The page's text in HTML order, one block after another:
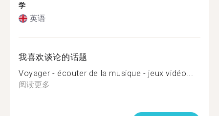
学
英语
我喜欢谈论的话题
Voyager - écouter de la musique - jeux vidéo...
阅读更多